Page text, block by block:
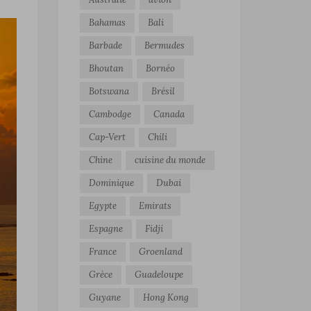
Bahamas
Bali
Barbade
Bermudes
Bhoutan
Bornéo
Botswana
Brésil
Cambodge
Canada
Cap-Vert
Chili
Chine
cuisine du monde
Dominique
Dubai
Egypte
Emirats
Espagne
Fidji
France
Groenland
Grèce
Guadeloupe
Guyane
Hong Kong